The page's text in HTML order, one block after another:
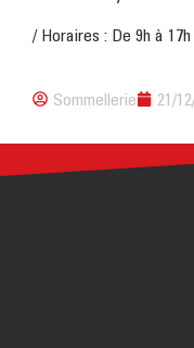
/ Horaires : De 9h à
Sommellerie 21/